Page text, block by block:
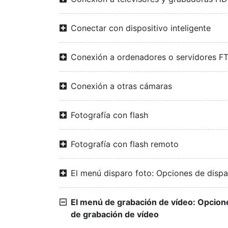
Conectar con dispositivo inteligente
Conexión a ordenadores o servidores
Conexión a otras cámaras
Fotografía con flash
Fotografía con flash remoto
El menú disparo foto: Opciones de
El menú de grabación de vídeo:
de grabación de vídeo